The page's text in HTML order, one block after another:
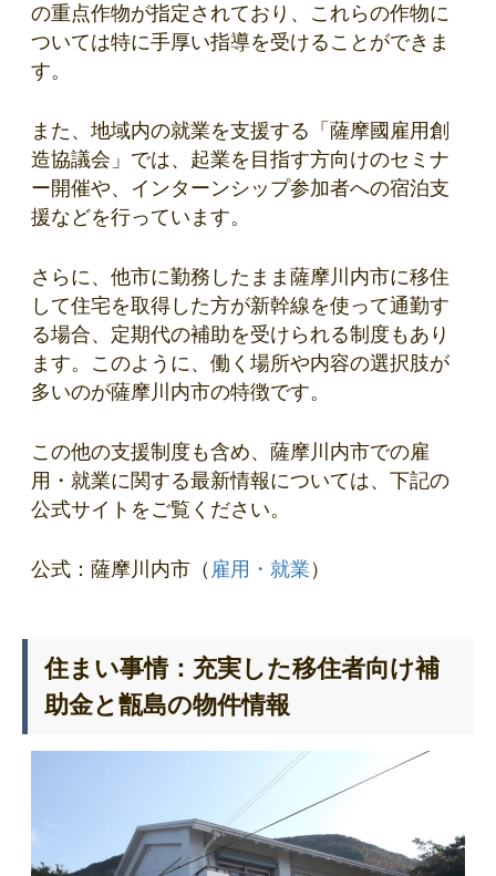
の重点作物が指定されており、これらの作物に
ついては特に手厚い指導を受けることができま
す。
また、地域内の就業を支援する「薩摩國雇用創
造協議会」では、起業を目指す方向けのセミナ
ー開催や、インターンシップ参加者への宿泊支
援などを行っています。
さらに、他市に勤務したまま薩摩川内市に移住
して住宅を取得した方が新幹線を使って通勤す
る場合、定期代の補助を受けられる制度もあり
ます。このように、働く場所や内容の選択肢が
多いのが薩摩川内市の特徴です。
この他の支援制度も含め、薩摩川内市での雇
用・就業に関する最新情報については、下記の
公式サイトをご覧ください。
公式：薩摩川内市（ 雇用・就業 ）
住まい事情：充実した移住者向け補
助金と甑島の物件情報